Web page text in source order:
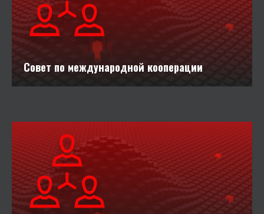
Совет по международной кооперации